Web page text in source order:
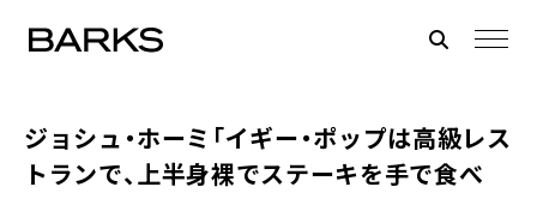
ジョシュ・ホーミ「イギー・ポップは高級レス
トランで、上半身裸でステーキを手で食べ